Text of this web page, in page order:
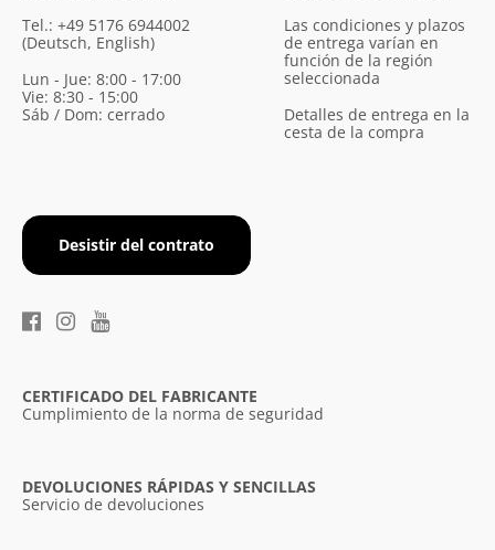
Tel.: +49 5176 6944002
(Deutsch, English)
Lun - Jue: 8:00 - 17:00
Vie: 8:30 - 15:00
Sáb / Dom: cerrado
Desistir del contrato
Las condiciones y plazos
de entrega varían en
función de la región
seleccionada
Detalles de entrega en la
cesta de la compra
CERTIFICADO DEL FABRICANTE
Cumplimiento de la norma de seguridad
DEVOLUCIONES RÁPIDAS Y SENCILLAS
Servicio de devoluciones